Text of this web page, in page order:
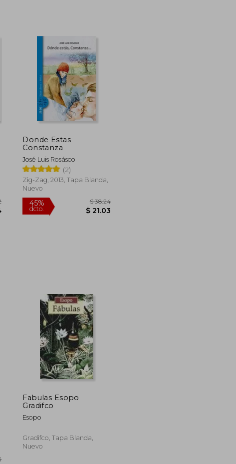
$ 28.81
$ 15.85
45%
dcto.
$ 51.72
$ 28.44
Donde Estas
Constanza
José Luis Rosásco
(2)
Zig-Zag, 2013, Tapa Blanda,
Nuevo
45%
dcto.
Fabulas Esopo
Gradifco
Esopo
Gradifco, Tapa Blanda,
Nuevo